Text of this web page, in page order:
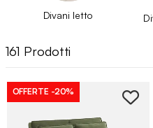
Divani letto
161 Prodotti
OFFERTE -20%